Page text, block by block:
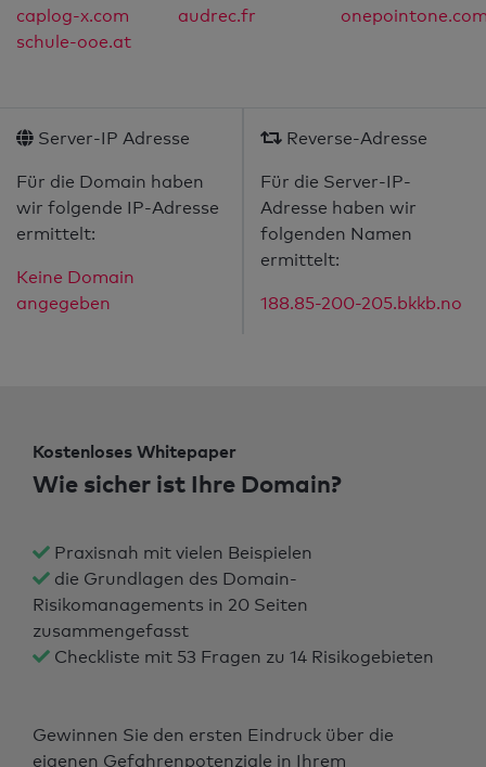
caplog-x.com
audrec.fr
schule-ooe.at
Server-IP Adresse
Für die Domain haben
wir folgende IP-Adresse
ermittelt:
Keine Domain
angegeben
Reverse-Adresse
Für die Server-IP-
Adresse haben wir
folgenden Namen
ermittelt:
188.85-200-205.bkkb.no
Kostenloses Whitepaper
Wie sicher ist Ihre Domain?
Praxisnah mit vielen Beispielen
die Grundlagen des Domain-
Risikomanagements in 20 Seiten
zusammengefasst
Checkliste mit 53 Fragen zu 14 Risikogebieten
Gewinnen Sie den ersten Eindruck über die
eigenen Gefahrenpotenziale in Ihrem